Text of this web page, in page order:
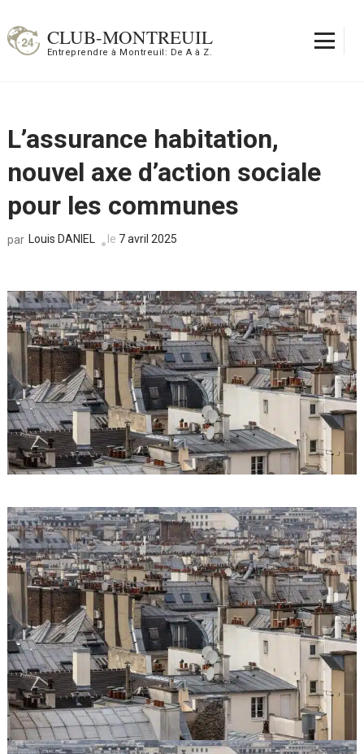
au
contenu
CLUB-MONTREUIL
Entreprendre à Montreuil: De A à Z.
L’assurance habitation,
nouvel axe d’action sociale
pour les communes
par Louis DANIEL le 7 avril 2025